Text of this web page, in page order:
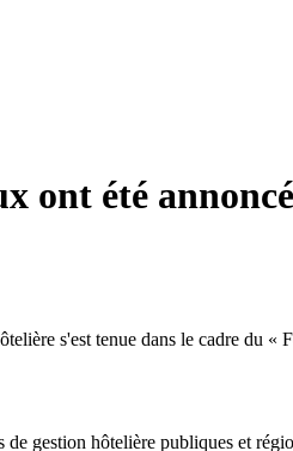
été
s'est tenue dans le cadre du
gestion hôtelière publiques et